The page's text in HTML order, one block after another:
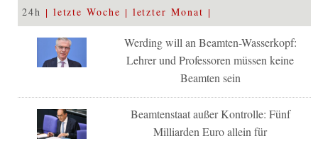
24h letzte Woche letzter Monat
Werding will an Beamten-Wasserkopf:
Lehrer und Professoren müssen keine
Beamten sein
Beamtenstaat außer Kontrolle: Fünf
Milliarden Euro allein für